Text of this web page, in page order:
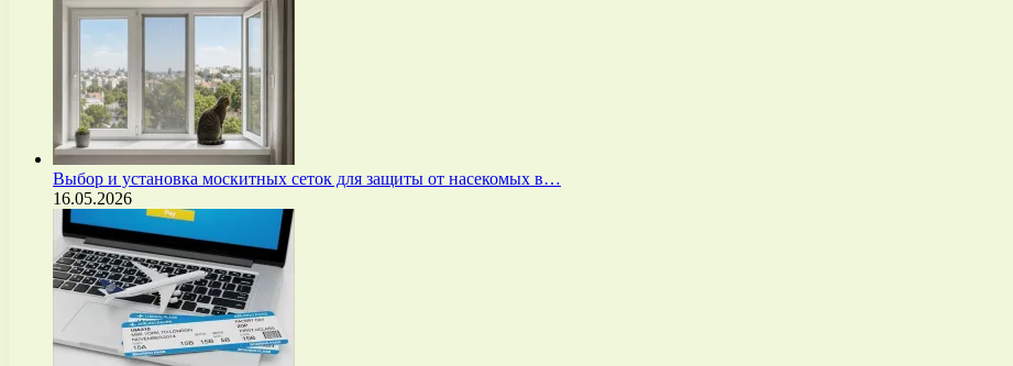
Выбор и установка москитных сеток для защиты от насекомых в…
16.05.2026